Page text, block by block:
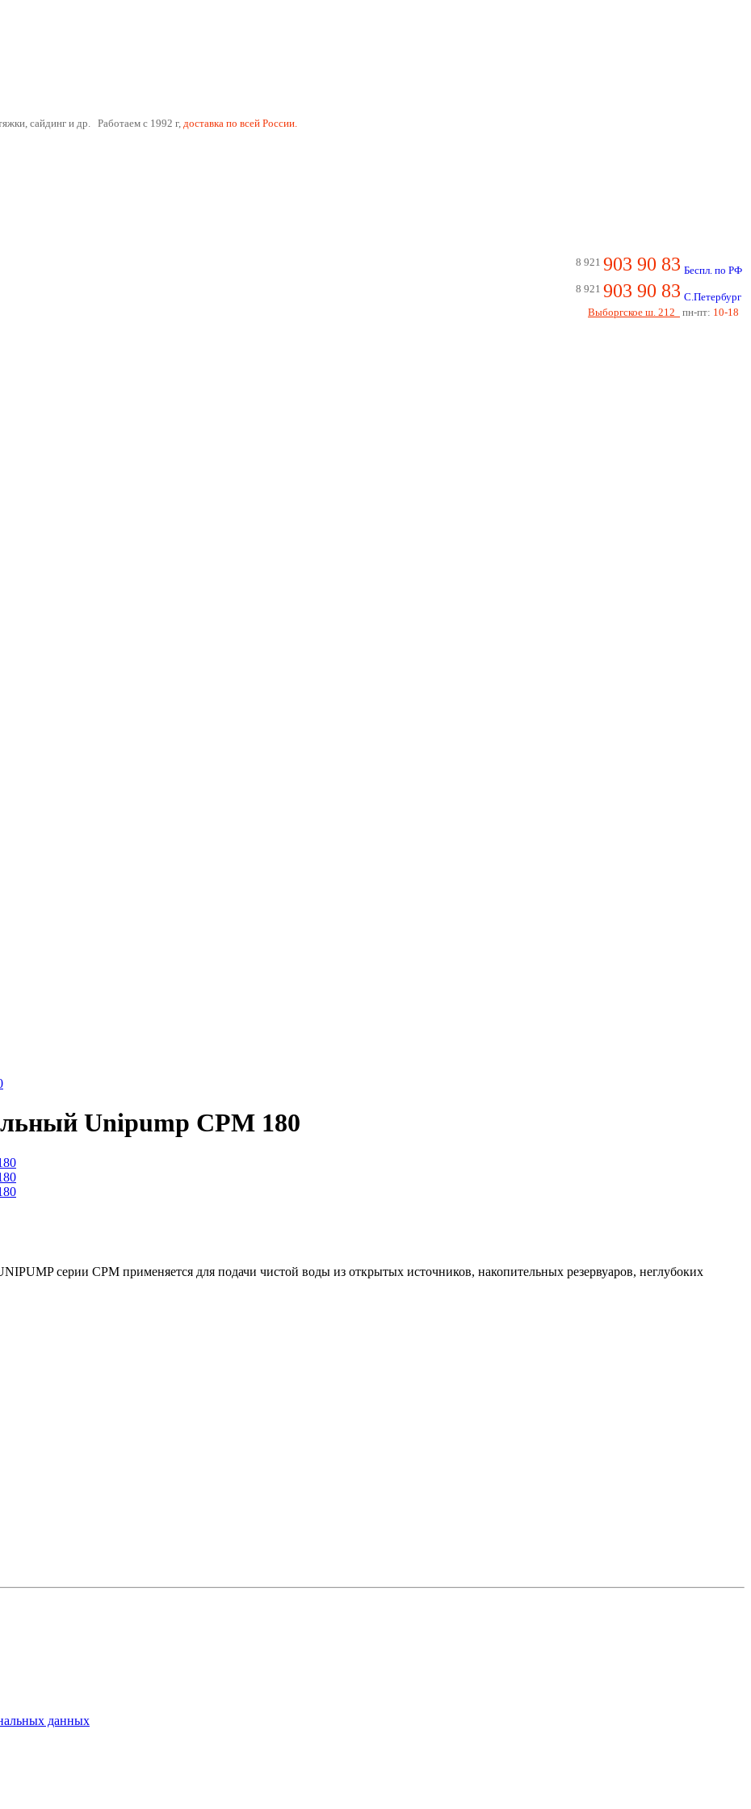
сайдинг и др. Работаем с 1992 г, доставка по всей России.
8 921 903 90 83 Беспл. по РФ
8 921 903 90 83 С.Петербург
Выборгское ш. 212
пн-пт: 10-18
Unipump CPM 180
серии CPM применяется для подачи чистой воды из открытых источников, накопительных резервуаров, неглубоких
данных